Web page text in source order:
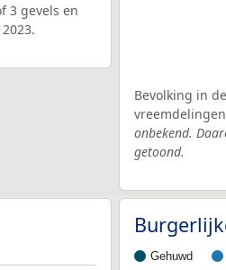
3 gevels en
Bevolking in
onbekend.
getoond.
Gehuwd